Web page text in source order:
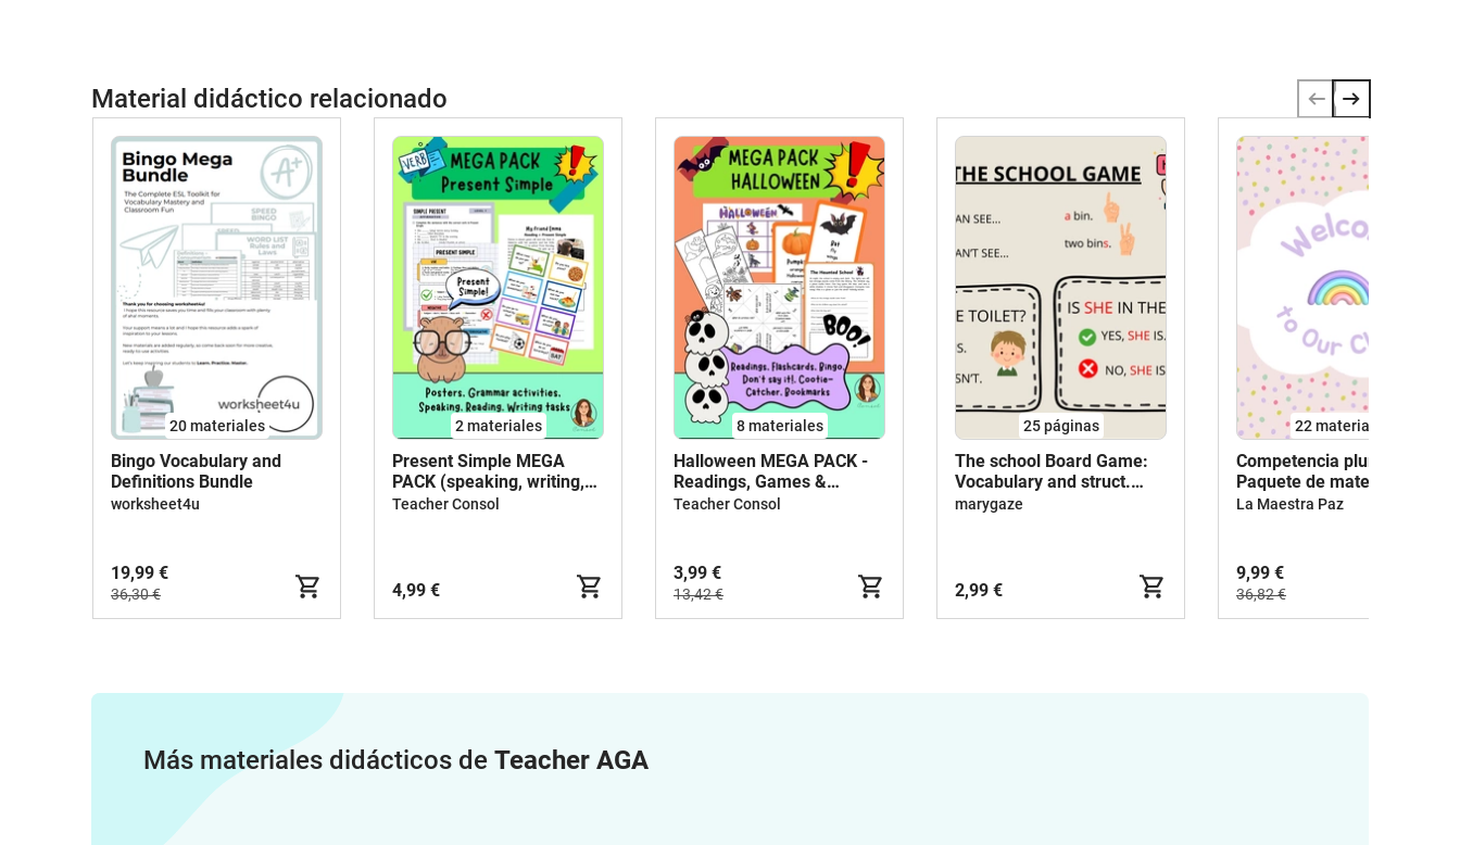
Material didáctico relacionado
20 materiales
Bingo Vocabulary and
Definitions Bundle
worksheet4u
19,99 €
36,30 €
2 materiales
Present Simple MEGA
PACK (speaking, writing,
reading) 4º, 5º, 6º Primaria
Teacher Consol
4,99 €
8 materiales
Halloween MEGA PACK -
Readings, Games &
Activities (Primary)
Teacher Consol
3,99 €
13,42 €
25páginas
The school Board Game:
Vocabulary and struct.
can/can't see
marygaze
2,99 €
22 materiales
Competencia plurilingüe -
Paquete de materiales
La Maestra Paz
9,99 €
36,82 €
Más materiales didácticos de Teacher AGA